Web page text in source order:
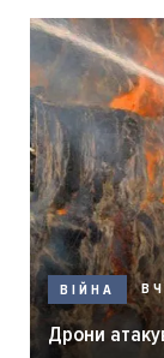
ВІЙНА
Дрони